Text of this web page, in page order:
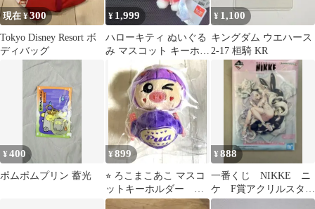
現在 ¥300
Tokyo Disney Resort ボ
ディバッグ
¥ 1,999
ハローキティ ぬいぐる
み マスコット キーホル
ダー 2点セット
¥ 1,100
キングダム ウエハース
2-17 桓騎 KR
¥400
ポムポムプリン 蓄光
¥899
⭐︎ ろこまこあこ マスコ
ットキーホルダー
PUA
¥888
一番くじ NIKKE ニ
ケ F賞アクリルスタン
ド ブラン